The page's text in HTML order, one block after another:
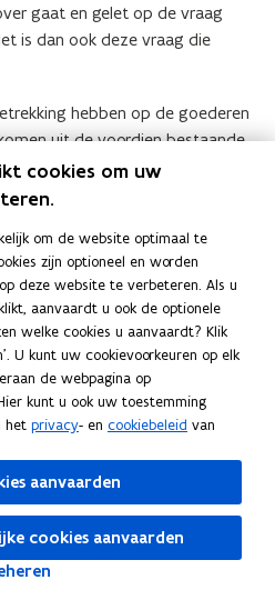
gaat en gelet op de vraag
is dan ook deze vraag die
hebben op de goederen
uit de voordien bestaande
moet nog worden
het huwelijksstelsel nog zal
is van de goederen die thans
de wijziging van het
zullen behouden blijven.
1 juni 2012 kan afgetoetst
Het contract maakt
er ook niet-fiscale motieven
is mogelijk indien de
dat de geviseerde
doelstellingen hebben, en dat
voldoende opwegen tegen de
cookies om uw
om de website optimaal te
zijn optioneel en worden
deze website te verbeteren. Als u
aanvaardt u ook de optionele
welke cookies u aanvaardt? Klik
U kunt uw cookievoorkeuren op elk
de webpagina op
kunt u ook uw toestemming
het privacy- en cookiebeleid van
aanvaarden
cookies aanvaarden